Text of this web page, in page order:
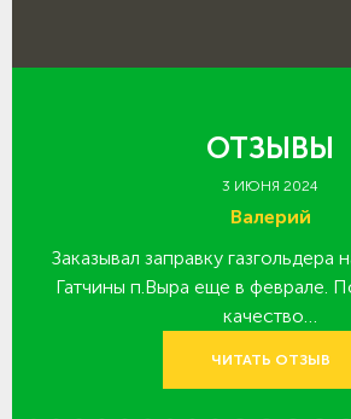
ОТЗЫВЫ
3 ИЮНЯ 2024
Валерий
Заказывал заправку газгольдера
Гатчины п.Выра еще в феврале.
качество…
ЧИТАТЬ ОТЗЫВ